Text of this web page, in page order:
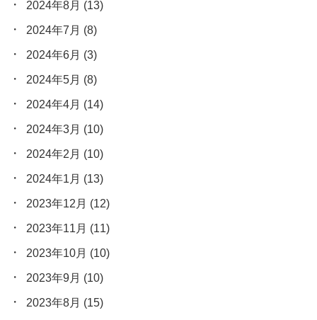
2024年8月 (13)
2024年7月 (8)
2024年6月 (3)
2024年5月 (8)
2024年4月 (14)
2024年3月 (10)
2024年2月 (10)
2024年1月 (13)
2023年12月 (12)
2023年11月 (11)
2023年10月 (10)
2023年9月 (10)
2023年8月 (15)